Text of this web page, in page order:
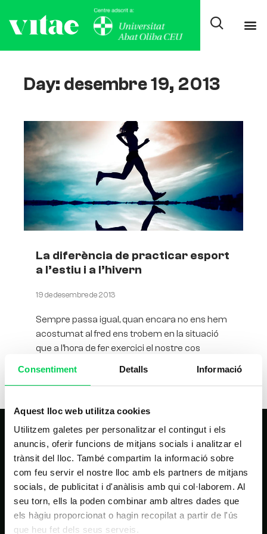
Consentiment Detalls Informació
Aquest lloc web utilitza cookies
Utilitzem galetes per personalitzar el contingut i els
anuncis, oferir funcions de mitjans socials i analitzar el
trànsit del lloc. També compartim la informació sobre
com feu servir el nostre lloc amb els partners de mitjans
socials, de publicitat i d'anàlisis amb qui col·laborem. Al
seu torn, ells la poden combinar amb altres dades que
els hàgiu proporcionat o hagin recopilat a partir de l'ús
que heu fet dels seus serveis.
Day: desembre 19, 2013
La diferència de practicar esport
a l’estiu i a l’hivern
19 de desembre de 2013
Sempre passa igual, quan encara no ens hem
acostumat al fred ens trobem en la situació
que a l’hora de fer exercici el nostre cos
NAVEGACIÓ PRINCIPAL